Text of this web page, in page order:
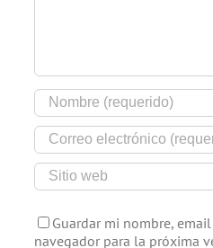
Guardar mi nombre,
navegador para la próxima